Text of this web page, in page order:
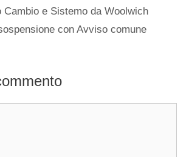
Cambio e Sistemo da Woolwich
con Avviso comune